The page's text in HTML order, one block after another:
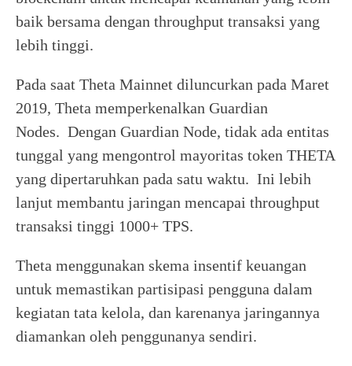
baik bersama dengan throughput transaksi yang
lebih tinggi.
Pada saat Theta Mainnet diluncurkan pada Maret
2019, Theta memperkenalkan Guardian
Nodes. Dengan Guardian Node, tidak ada entitas
tunggal yang mengontrol mayoritas token THETA
yang dipertaruhkan pada satu waktu. Ini lebih
lanjut membantu jaringan mencapai throughput
transaksi tinggi 1000+ TPS.
Theta menggunakan skema insentif keuangan
untuk memastikan partisipasi pengguna dalam
kegiatan tata kelola, dan karenanya jaringannya
diamankan oleh penggunanya sendiri.